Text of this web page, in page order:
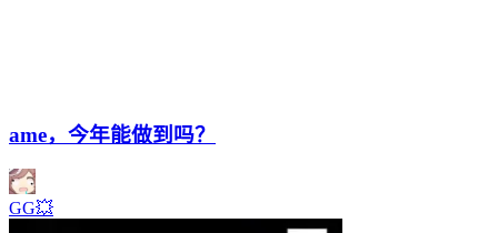
ame，今年能做到吗？
GG💥